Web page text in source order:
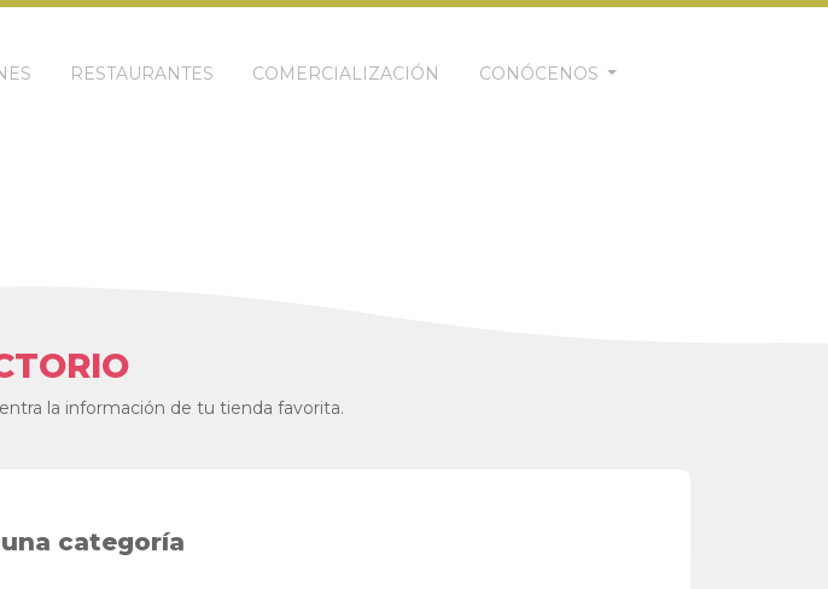
RESTAURANTES COMERCIALIZACIÓN CONÓCENOS
la información de tu tienda favorita.
categoría